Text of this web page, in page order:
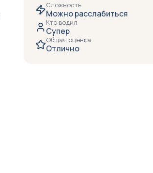
Сложность
Можно расслабиться
Кто водил
Супер
Общая оценка
Отлично